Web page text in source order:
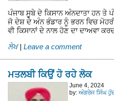
ਪੰਜਾਬ ਸੂਬੇ ਦੇ ਕਿਸਾਨ ਅੰਨਦਾਤਾ ਹਨ ਤੇ
ਜੋ ਦੇਸ਼ ਦੇ ਅੰਨ ਭੰਡਾਰ ਨੂੰ ਭਰਨ ਵਿਚ
ਵੀ ਕਿਸਾਨਾਂ ਦੇ ਨਾਲ ਹੋਣ ਦਾ ਦਾਅਵਾ
ਲੇਖ | Leave a comment
ਮਤਲਬੀ ਕਿਉਂ ਹੋ ਰਹੇ ਲੋਕ
June 4, 2024
by: ਅੰਗਰੇਜ ਸਿੰਘ